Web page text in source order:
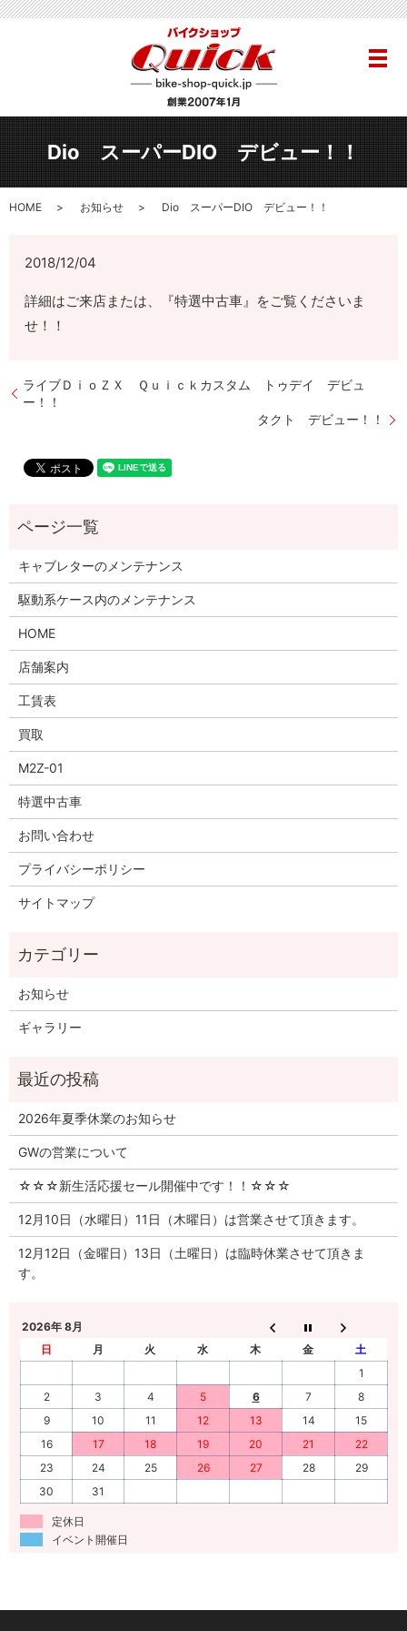
メ
Dio スーパーDIO デビュー！！
HOME お知らせ Dio スーパーDIO デビュー！！
2018/12/04
詳細はご来店または、『特選中古車』をご覧くださいま
せ！！
ライブＤｉｏＺＸ Ｑｕｉｃｋカスタム トゥデイ デビュ
ー！！
タクト デビュー！！
キャブレターのメンテナンス
駆動系ケース内のメンテナンス
HOME
店舗案内
工賃表
買取
M2Z-01
特選中古車
お問い合わせ
プライバシーポリシー
サイトマップ
お知らせ
ギャラリー
2026年夏季休業のお知らせ
GWの営業について
☆☆☆新生活応援セール開催中です！！☆☆☆
12月10日（水曜日）11日（木曜日）は営業させて頂きます。
12月12日（金曜日）13日（土曜日）は臨時休業させて頂きま
す。
2026年 8月
日
月 火 水 木 金
土
1
2
3 4 5 6 7
8
9
10 11 12 13 14
15
16
17 18 19 20 21
22
23
24 25 26 27 28
29
30
31
定休日
イベント開催日